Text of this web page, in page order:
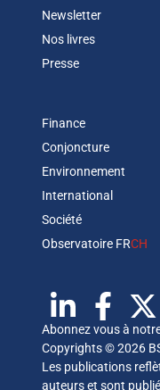
Newsletter
Nos livres
Presse
Finance
Conjoncture
Environnement
International
Société
Observatoire FRCH
Abonnez vous à
Copyrights © 2026
Les publications
auteurs et sont